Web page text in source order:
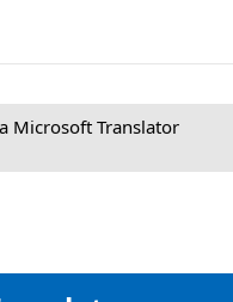
Microsoft Translator